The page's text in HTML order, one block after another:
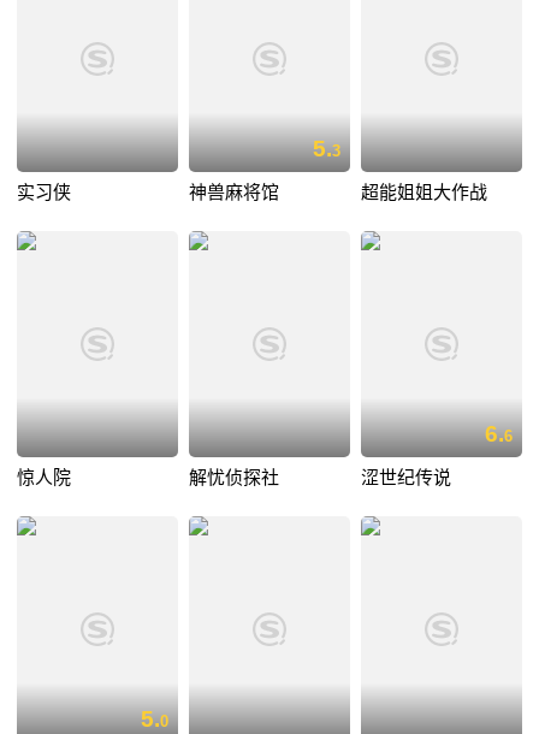
实习侠
5.3
神兽麻将馆 超能姐姐大作战
惊人院 解忧侦探社
6.6
涩世纪传说
5.0